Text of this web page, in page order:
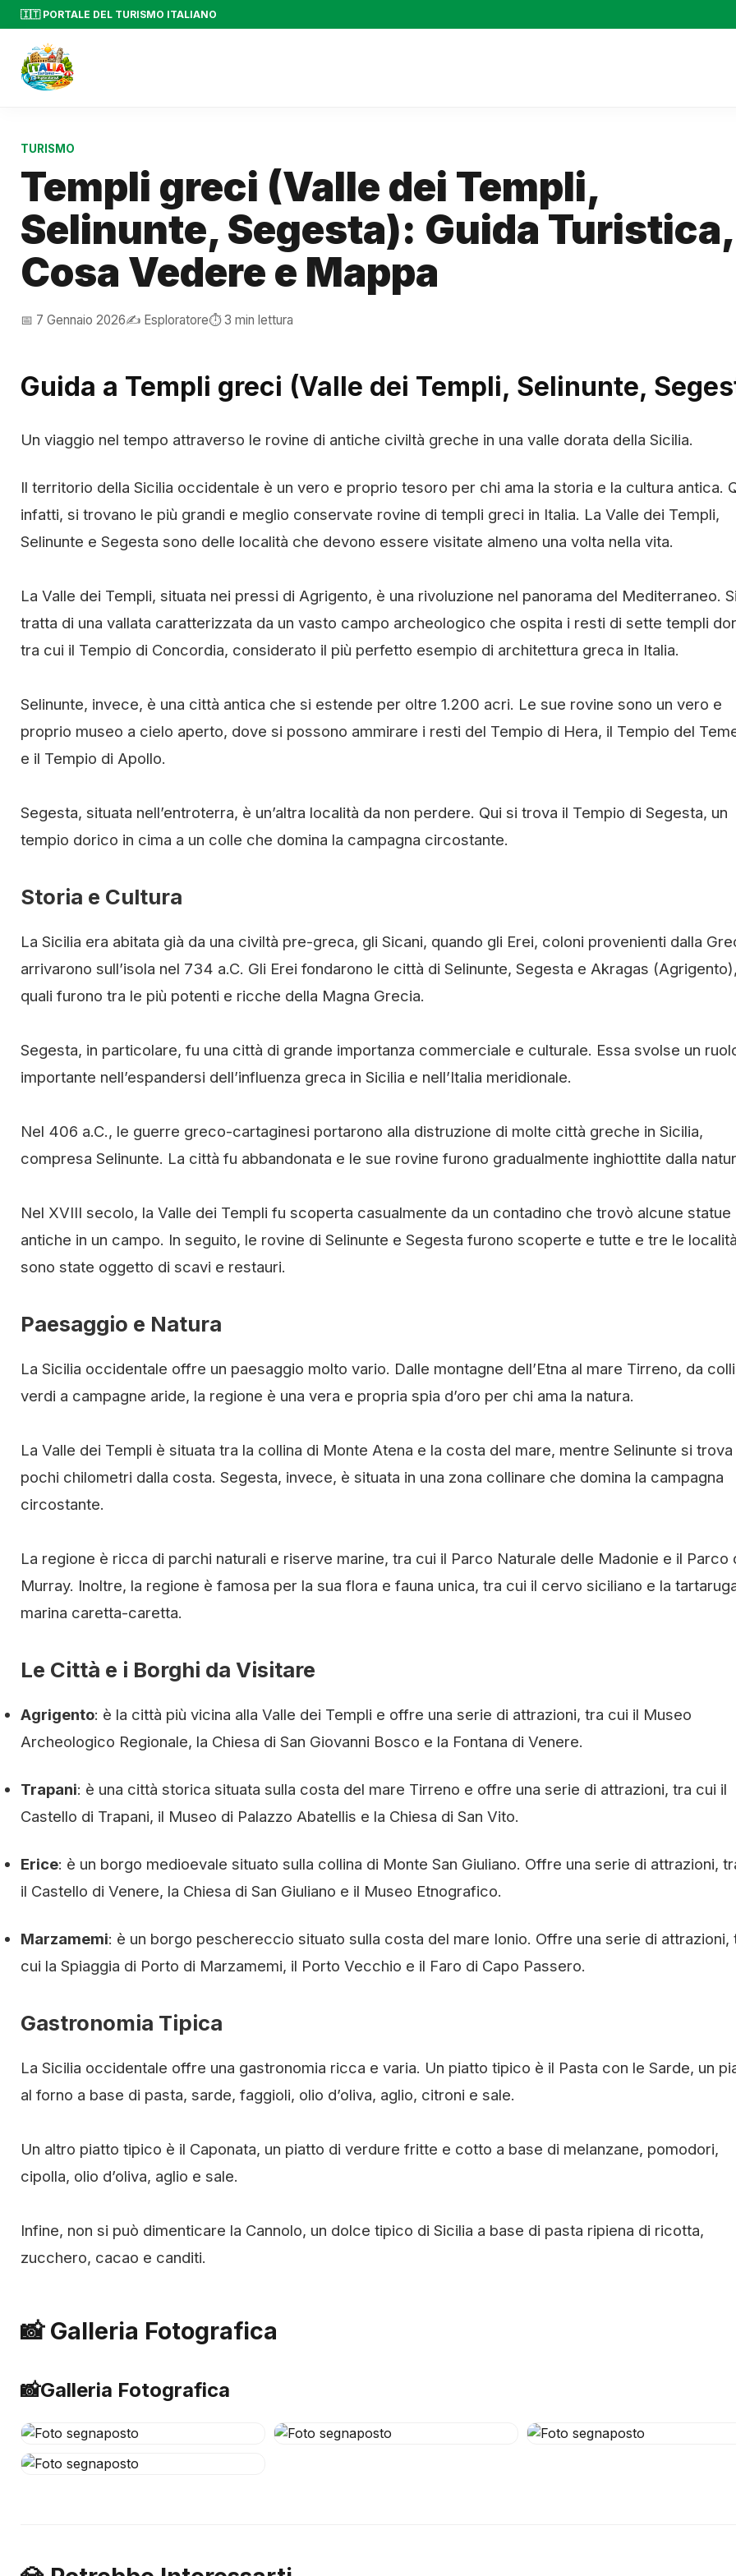
🇮🇹 PORTALE DEL TURISMO ITALIANO
TURISMO
Templi greci (Valle dei Templi,
Selinunte, Segesta): Guida Turistica,
Cosa Vedere e Mappa
📅 7 Gennaio 2026✍️ Esploratore⏱️ 3 min lettura
Guida a Templi greci (Valle dei Templi, Selinunte,
Un viaggio nel tempo attraverso le rovine di antiche civiltà greche in una valle dorata della Sicilia.
Il territorio della Sicilia occidentale è un vero e proprio tesoro per chi ama la storia e la cultura antica.
infatti, si trovano le più grandi e meglio conservate rovine di templi greci in Italia. La Valle dei Templi,
Selinunte e Segesta sono delle località che devono essere visitate almeno una volta nella vita.
La Valle dei Templi, situata nei pressi di Agrigento, è una rivoluzione nel panorama del Mediterraneo. Si
tratta di una vallata caratterizzata da un vasto campo archeologico che ospita i resti di sette templi
tra cui il Tempio di Concordia, considerato il più perfetto esempio di architettura greca in Italia.
Selinunte, invece, è una città antica che si estende per oltre 1.200 acri. Le sue rovine sono un vero e
proprio museo a cielo aperto, dove si possono ammirare i resti del Tempio di Hera, il Tempio del
e il Tempio di Apollo.
Segesta, situata nell’entroterra, è un’altra località da non perdere. Qui si trova il Tempio di Segesta, un
tempio dorico in cima a un colle che domina la campagna circostante.
Storia e Cultura
La Sicilia era abitata già da una civiltà pre-greca, gli Sicani, quando gli Erei, coloni provenienti dalla
arrivarono sull’isola nel 734 a.C. Gli Erei fondarono le città di Selinunte, Segesta e Akragas
quali furono tra le più potenti e ricche della Magna Grecia.
Segesta, in particolare, fu una città di grande importanza commerciale e culturale. Essa svolse un
importante nell’espandersi dell’influenza greca in Sicilia e nell’Italia meridionale.
Nel 406 a.C., le guerre greco-cartaginesi portarono alla distruzione di molte città greche in Sicilia,
compresa Selinunte. La città fu abbandonata e le sue rovine furono gradualmente inghiottite dalla
Nel XVIII secolo, la Valle dei Templi fu scoperta casualmente da un contadino che trovò alcune statue
antiche in un campo. In seguito, le rovine di Selinunte e Segesta furono scoperte e tutte e tre le località
sono state oggetto di scavi e restauri.
Paesaggio e Natura
La Sicilia occidentale offre un paesaggio molto vario. Dalle montagne dell’Etna al mare Tirreno, da
verdi a campagne aride, la regione è una vera e propria spia d’oro per chi ama la natura.
La Valle dei Templi è situata tra la collina di Monte Atena e la costa del mare, mentre Selinunte si trova
pochi chilometri dalla costa. Segesta, invece, è situata in una zona collinare che domina la campagna
circostante.
La regione è ricca di parchi naturali e riserve marine, tra cui il Parco Naturale delle Madonie e il Parco
Murray. Inoltre, la regione è famosa per la sua flora e fauna unica, tra cui il cervo siciliano e la
marina caretta-caretta.
Le Città e i Borghi da Visitare
Agrigento: è la città più vicina alla Valle dei Templi e offre una serie di attrazioni, tra cui il Museo
Archeologico Regionale, la Chiesa di San Giovanni Bosco e la Fontana di Venere.
Trapani: è una città storica situata sulla costa del mare Tirreno e offre una serie di attrazioni, tra cui il
Castello di Trapani, il Museo di Palazzo Abatellis e la Chiesa di San Vito.
Erice: è un borgo medioevale situato sulla collina di Monte San Giuliano. Offre una serie di attrazioni,
il Castello di Venere, la Chiesa di San Giuliano e il Museo Etnografico.
Marzamemi: è un borgo peschereccio situato sulla costa del mare Ionio. Offre una serie di attrazioni,
cui la Spiaggia di Porto di Marzamemi, il Porto Vecchio e il Faro di Capo Passero.
Gastronomia Tipica
La Sicilia occidentale offre una gastronomia ricca e varia. Un piatto tipico è il Pasta con le Sarde, un
al forno a base di pasta, sarde, faggioli, olio d’oliva, aglio, citroni e sale.
Un altro piatto tipico è il Caponata, un piatto di verdure fritte e cotto a base di melanzane, pomodori,
cipolla, olio d’oliva, aglio e sale.
Infine, non si può dimenticare la Cannolo, un dolce tipico di Sicilia a base di pasta ripiena di ricotta,
zucchero, cacao e canditi.
📸 Galleria Fotografica
📸Galleria Fotografica